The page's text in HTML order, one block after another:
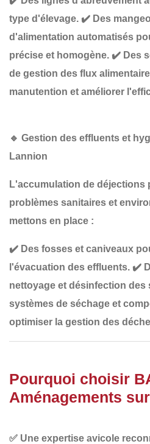
type d'élevage. ✔️ Des
d'alimentation automatisés
précise et homogène. ✔️ Des
de gestion des flux
manutention et améliorer
🔹 Gestion des effluents et
Lannion
L'accumulation de déjections
problèmes sanitaires et
mettons en place :
✔️ Des fosses et caniveaux
l'évacuation des effluents. ✔️
nettoyage et désinfection des
systèmes de séchage et
optimiser la gestion des
Pourquoi choisir
Aménagements
✅ Une expertise avicole